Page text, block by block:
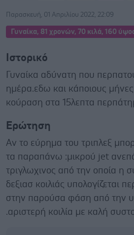
Παρασκευή, 01 Απριλίου 2022, 22:09
Γυναίκα, 81 χρονών, 70 κιλά, 160
Ιστορικό
Γυναίκα αδύνατη που
ημέρα.εδω και κάποιους μήνες
κούραση στα 15λεπτα
Ερώτηση
Αν το εύρημα του τριπλεξ
τα παραπάνω :μικρού jet
τριγλωχινος από την οποία η
δεξιασ κοιλιάς υπολογίζεται
στην παρούσα φάση από την
.αριστερή κοιλία με καλή